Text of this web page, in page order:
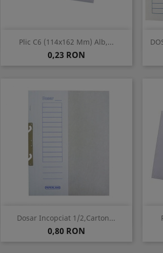
Plic C6 (114x162 Mm) Alb,...
Pret
0,23 RON
Vizualizare rapida
Dosar Incopciat 1/2,carton...
Pret
0,80 RON
Vizualizare rapida